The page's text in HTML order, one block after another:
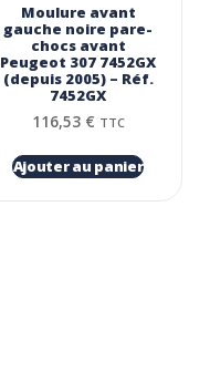
Moulure avant
gauche noire pare-
chocs avant
Peugeot 307 7452GX
(depuis 2005) – Réf.
7452GX
116,53 € TTC
Ajouter au panier